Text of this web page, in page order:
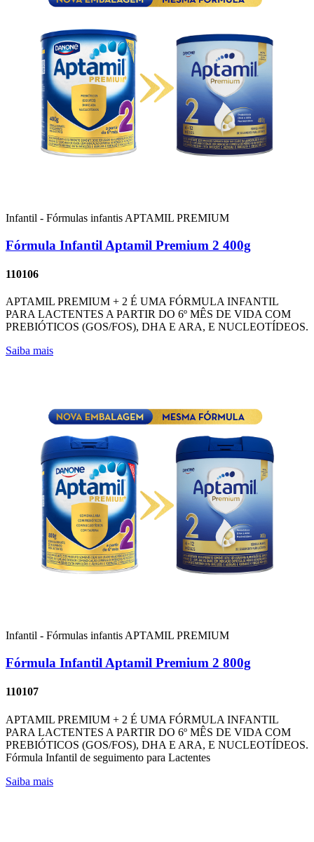
Infantil - Fórmulas infantis APTAMIL PREMIUM
Fórmula Infantil Aptamil Premium 2 400g
110106
APTAMIL PREMIUM + 2 É UMA FÓRMULA INFANTIL
PARA LACTENTES A PARTIR DO 6º MÊS DE VIDA COM
PREBIÓTICOS (GOS/FOS), DHA E ARA, E NUCLEOTÍDEOS.
Saiba mais
Infantil - Fórmulas infantis APTAMIL PREMIUM
Fórmula Infantil Aptamil Premium 2 800g
110107
APTAMIL PREMIUM + 2 É UMA FÓRMULA INFANTIL
PARA LACTENTES A PARTIR DO 6º MÊS DE VIDA COM
PREBIÓTICOS (GOS/FOS), DHA E ARA, E NUCLEOTÍDEOS.
Fórmula Infantil de seguimento para Lactentes
Saiba mais